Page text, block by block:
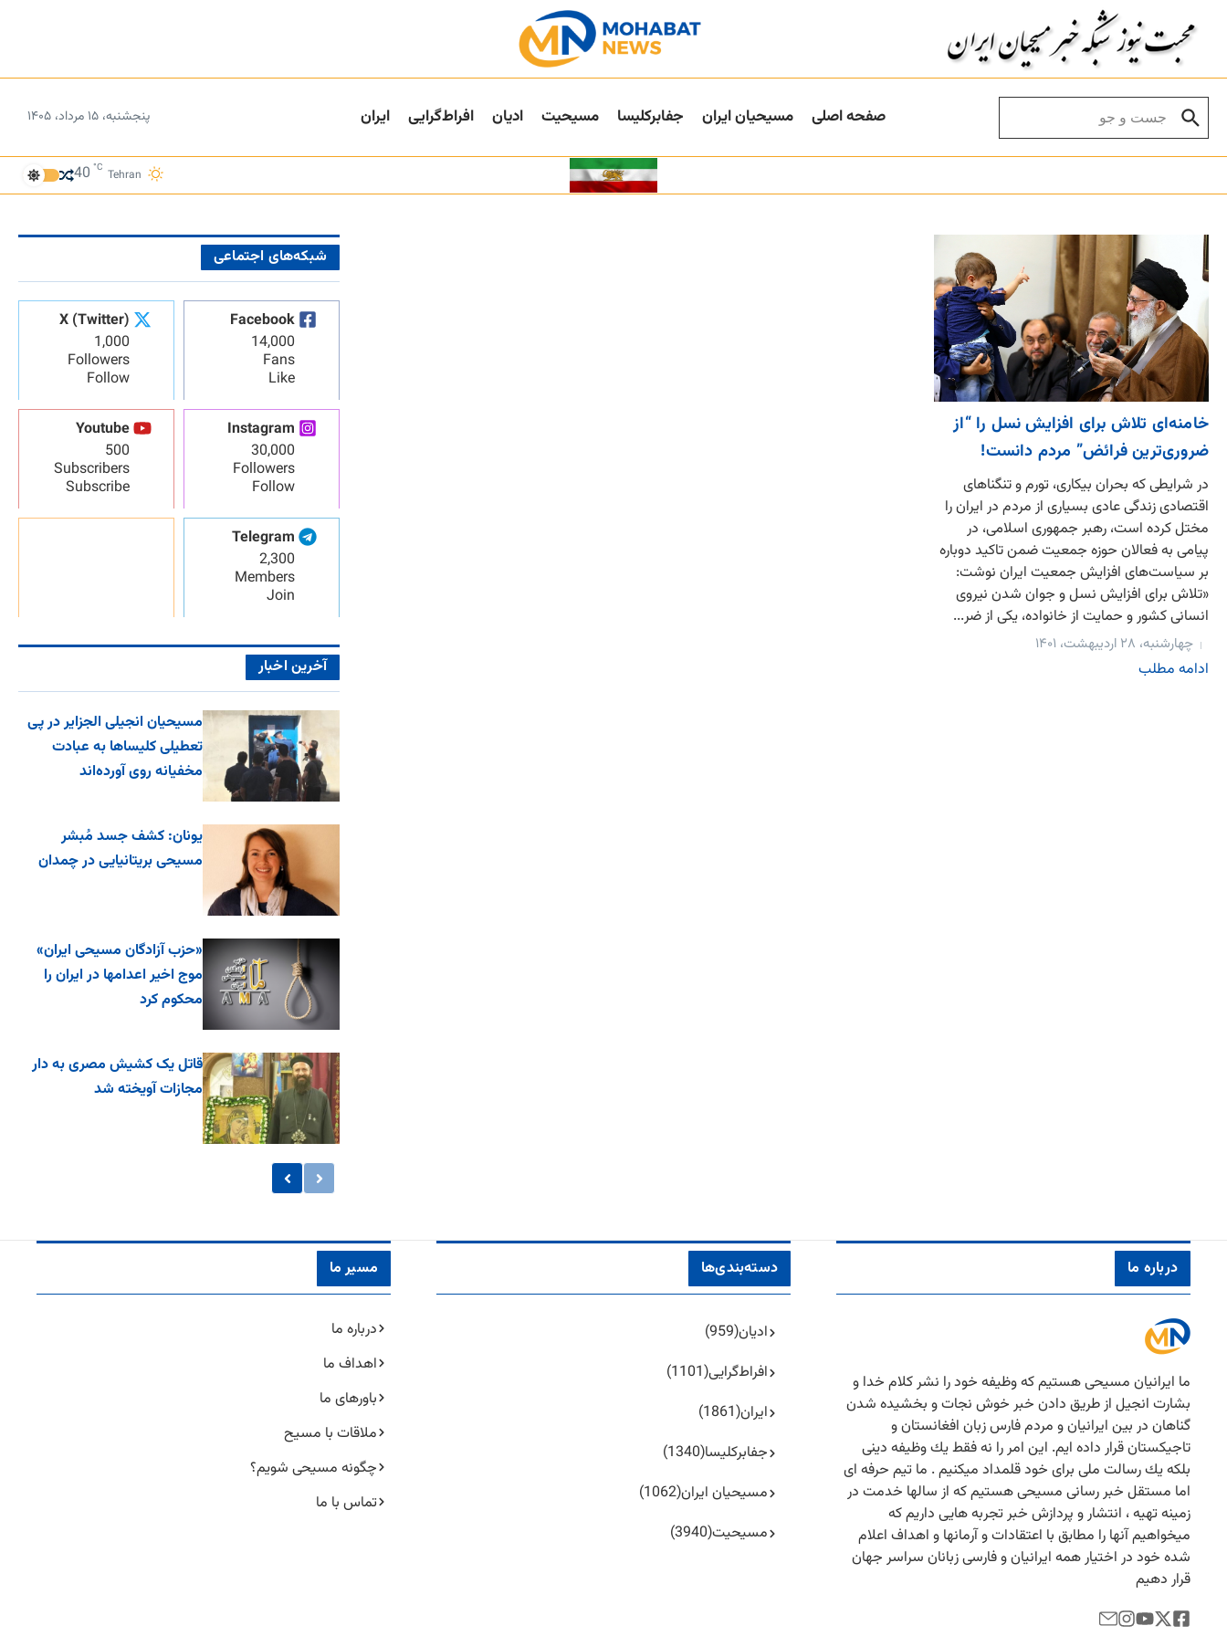
صفحه اصلی مسیحیان ایران جفا‌بر‌کلیسا مسیحیت ادیان افراط‌گرایی ایران پنجشنبه، ۱۵ مرداد، ۱۴۰۵
Tehran
40 °C
خامنه‌ای تلاش برای افزایش نسل را “از
ضروری‌ترین فرائض” مردم دانست!
در شرایطی که بحران‌ بیکاری، تورم و تنگناهای
اقتصادی زندگی عادی بسیاری از مردم در ایران را
مختل کرده است، رهبر جمهوری اسلامی، در
پیامی به فعالان حوزه جمعیت ضمن تاکید دوباره
بر سیاست‌های افزایش جمعیت ایران نوشت:
«تلاش برای افزایش نسل و جوان شدن نیروی
انسانی کشور و حمایت از خانواده، یکی از ضر...
چهارشنبه، ۲۸ اردیبهشت، ۱۴۰۱
ادامه مطلب
شبکه‌های اجتماعی
Facebook
14,000
Fans
Like
X (Twitter)
1,000
Followers
Follow
Instagram
30,000
Followers
Follow
Youtube
500
Subscribers
Subscribe
Telegram
2,300
Members
Join
آخرین اخبار
مسیحیان انجیلی الجزایر در پی
تعطیلی کلیساها به عبادت
مخفیانه روی آورده‌اند
یونان: کشف جسد مُبشر
مسیحی بریتانیایی در چمدان
«حزب آزادگان مسیحی ایران»
موج اخیر اعدامها در ایران را
محکوم کرد
قاتل یک کشیش مصری به دار
مجازات آویخته شد
درباره ما
ما ایرانیان مسیحی هستیم كه وظیفه خود را نشر كلام خدا و
بشارت انجیل از طریق دادن خبر خوش نجات و بخشیده شدن
گناهان در بین ایرانیان و مردم فارس زبان افغانستان و
تاجیكستان قرار داده ایم. این امر را نه فقط یك وظیفه دینی
بلكه یك رسالت ملی برای خود قلمداد میكنیم . ما تیم حرفه ای
اما مستقل خبر رسانی مسیحی هستیم كه از سالها خدمت در
زمینه تهیه ، انتشار و پردازش خبر تجربه هایی داریم كه
میخواهیم آنها را مطابق با اعتقادات و آرمانها و اهداف اعلام
شده خود در اختیار همه ایرانیان و فارسی زبانان سراسر جهان
قرار دهیم
دسته‌بندی‌ها
ادیان(959)
افراط‌گرایی(1101)
ایران(1861)
جفا‌بر‌کلیسا(1340)
مسیحیان ایران(1062)
مسیحیت(3940)
مسیر ما
درباره ما
اهداف ما
باورهای ما
ملاقات با مسیح
چگونه مسیحی شویم؟
تماس با ما